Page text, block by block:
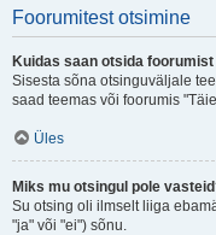
Foorumitest otsimine
Kuidas saan otsida
Sisesta sõna otsinguväljale
saad teemas või foorumis
Üles
Miks mu otsingul pole
Su otsing oli ilmselt liiga
"ja" või "ei") sõnu.